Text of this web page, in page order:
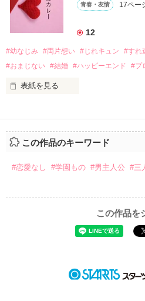
後にリィとかつての竜神は結ばれ
深い人生を歩んだという。
作品を
作品を読
｢なんであんたが生きてんのよ｣
『生きていてくれてありがとう』
｢あんたなんか産まなきゃ良かった
『産まれてきてくれてありがとう
両親から虐待を受け感情を知らない
泣き方も、笑い方も、助けの求め
青春・友情 17ペー
12
#幼なじみ #両片想い #じれキュン #すれ
#おまじない #結婚 #ハッピーエンド #プ
表紙を見る
──『ん？　恋カレー？』
きになっちゃうんだって』
と恋のおまじないの話。
この作品のキーワード
#恋愛なし #学園もの #男主人公 #三
この作品を